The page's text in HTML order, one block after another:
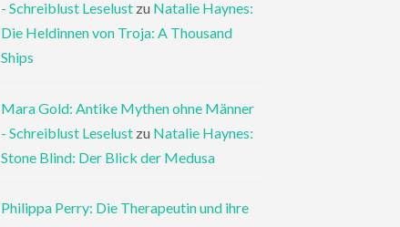
- Schreiblust Leselust zu Natalie Haynes:
Die Heldinnen von Troja: A Thousand
Ships
Mara Gold: Antike Mythen ohne Männer
- Schreiblust Leselust zu Natalie Haynes:
Stone Blind: Der Blick der Medusa
Philippa Perry: Die Therapeutin und ihre